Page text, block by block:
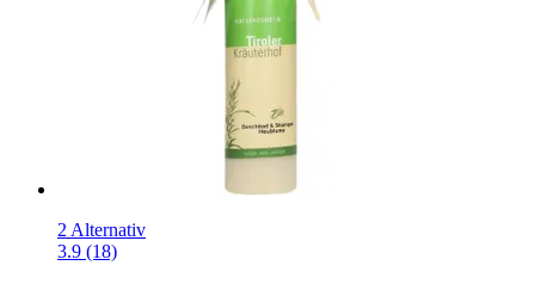
2 Alternativ
3.9 (18)